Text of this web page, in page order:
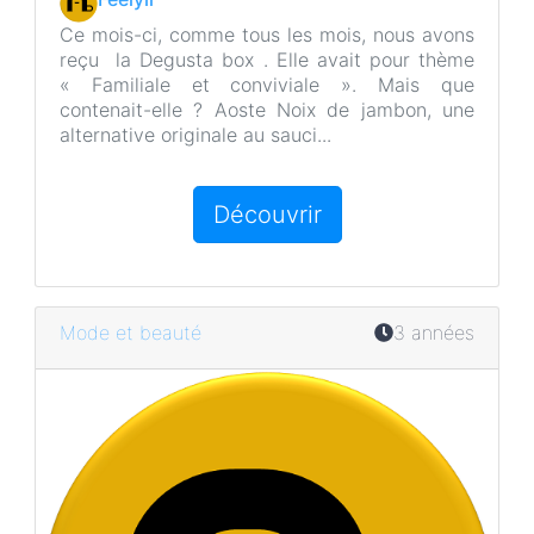
Ce mois-ci, comme tous les mois, nous avons
reçu la Degusta box . Elle avait pour thème
« Familiale et conviviale ». Mais que
contenait-elle ? Aoste Noix de jambon, une
alternative originale au sauci...
Découvrir
Mode et beauté 3 années